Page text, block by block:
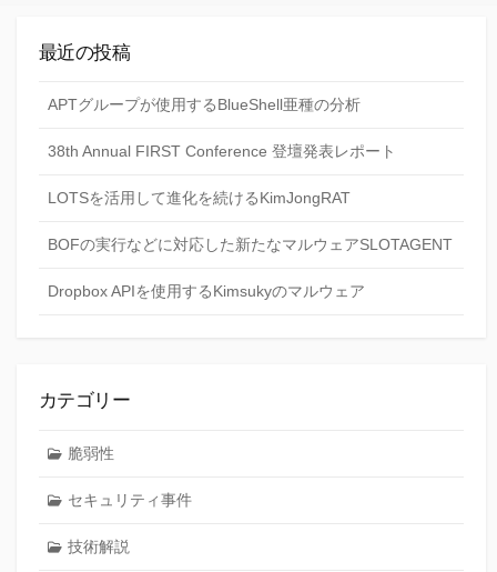
最近の投稿
APTグループが使用するBlueShell亜種の分析
38th Annual FIRST Conference 登壇発表レポート
LOTSを活用して進化を続けるKimJongRAT
BOFの実行などに対応した新たなマルウェアSLOTAGENT
Dropbox APIを使用するKimsukyのマルウェア
カテゴリー
脆弱性
セキュリティ事件
技術解説